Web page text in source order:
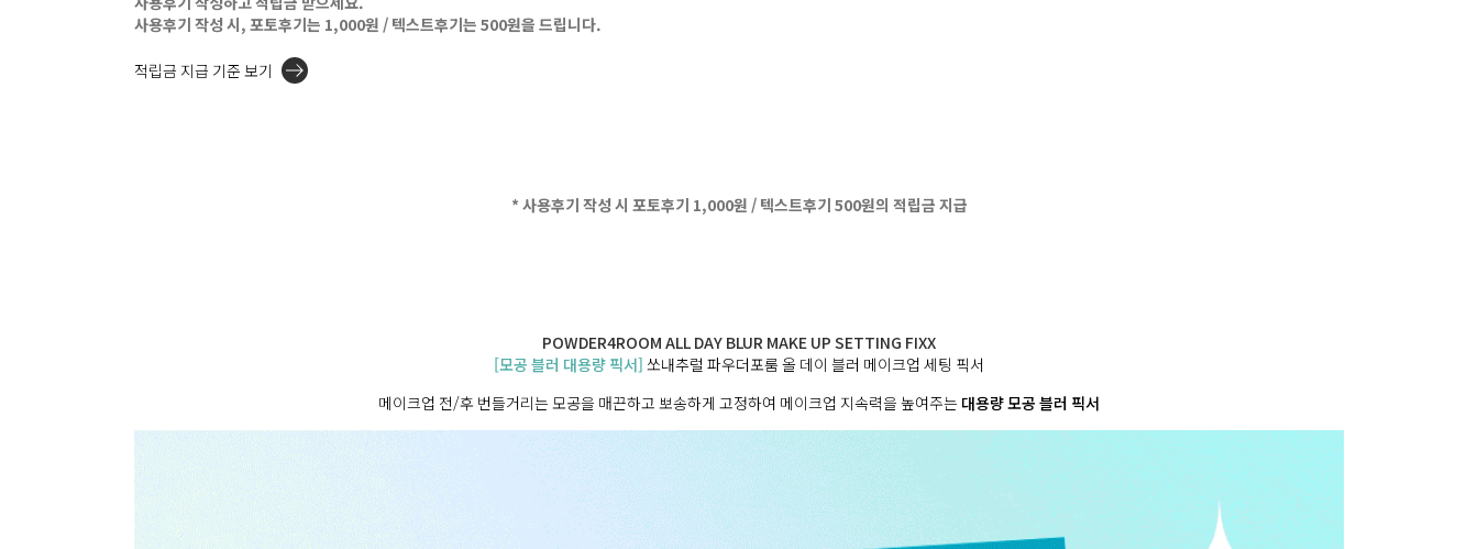
사용후기 작성 시, 포토후기는 1,000원 / 텍스트후기는 500원을 드립니다.
적립금 지급 기준 보기
* 사용후기 작성 시 포토후기 1,000원 / 텍스트후기 500원의 적립금 지급
POWDER4ROOM ALL DAY BLUR MAKE UP SETTING FIXX
[모공 블러 대용량 픽서] 쏘내추럴 파우더포룸 올 데이 블러 메이크업 세팅 픽서
메이크업 전/후 번들거리는 모공을 매끈하고 뽀송하게 고정하여 메이크업 지속력을 높여주는 대용량모공 블러 픽서